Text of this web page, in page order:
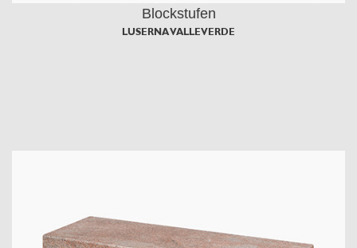
Blockstufen
LUSERNA VALLEVERDE